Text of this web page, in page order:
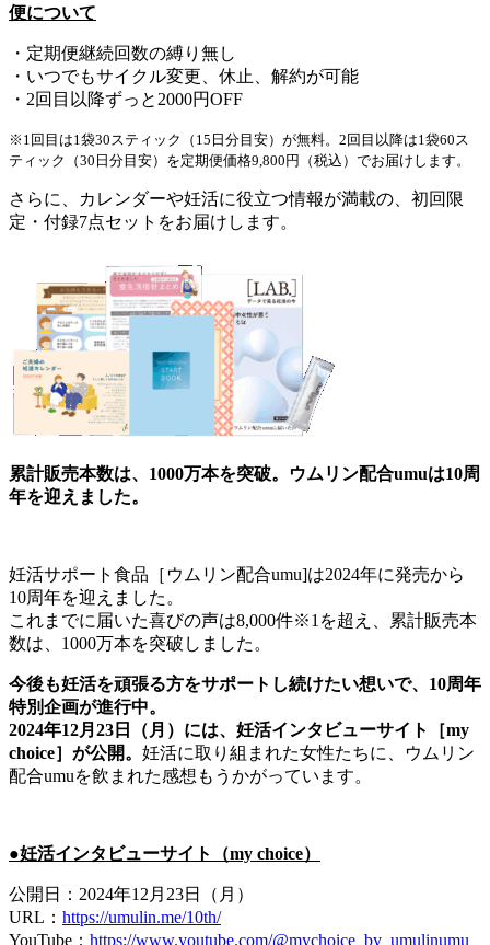
便について
・定期便継続回数の縛り無し
・いつでもサイクル変更、休止、解約が可能
・2回目以降ずっと2000円OFF
※1回目は1袋30スティック（15日分目安）が無料。2回目以降は1袋60ス
ティック（30日分目安）を定期便価格9,800円（税込）でお届けします。
さらに、カレンダーや妊活に役立つ情報が満載の、初回限
定・付録7点セットをお届けします。
累計販売本数は、1000万本を突破。ウムリン配合umuは10周
年を迎えました。
妊活サポート食品［ウムリン配合umu]は2024年に発売から
10周年を迎えました。
これまでに届いた喜びの声は8,000件※1を超え、累計販売本
数は、1000万本を突破しました。
今後も妊活を頑張る方をサポートし続けたい想いで、10周年
特別企画が進行中。
2024年12月23日（月）には、妊活インタビューサイト［my
choice］が公開。 妊活に取り組まれた女性たちに、ウムリン
配合umuを飲まれた感想もうかがっています。
●妊活インタビューサイト（my choice）
公開日：2024年12月23日（月）
URL： https://umulin.me/10th/
YouTube： https://www.youtube.com/@mychoice_by_umulinumu